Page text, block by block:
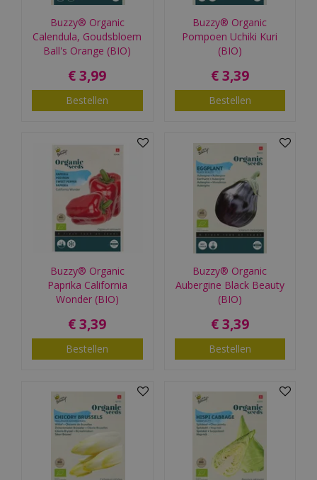
Buzzy® Organic
Calendula, Goudsbloem
Ball's Orange (BIO)
€ 3,99
Bestellen
Buzzy® Organic
Pompoen Uchiki Kuri
(BIO)
€ 3,39
Bestellen
Buzzy® Organic
Paprika California
Wonder (BIO)
€ 3,39
Bestellen
Buzzy® Organic
Aubergine Black Beauty
(BIO)
€ 3,39
Bestellen